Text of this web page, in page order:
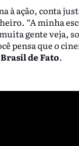
à ação, conta
“A minha
gente veja,
pensa que o
Brasil de Fato.